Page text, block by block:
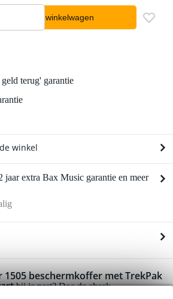
In winkelwagen
terug' garantie
winkel
jaar extra Bax Music garantie en meer
32 euro per maand
tegelijk: min. € 300,- en max.
1505 beschermkoffer met TrekPak
bij je past? Doe de check.